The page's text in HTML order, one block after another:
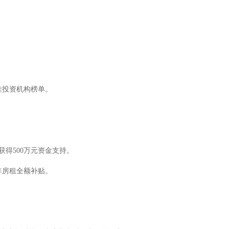
资机构榜单。
500万元资金支持。
租全额补贴。